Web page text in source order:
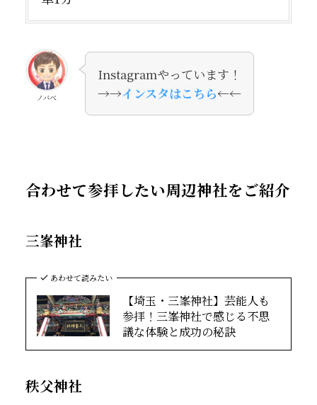
ノバべ
Instagramやっています！
→→インスタはこちら←←
合わせて参拝したい周辺神社をご紹介
三峯神社
あわせて読みたい
【埼玉・三峯神社】芸能人も
参拝！三峯神社で感じる不思
議な体験と成功の秘訣
秩父神社